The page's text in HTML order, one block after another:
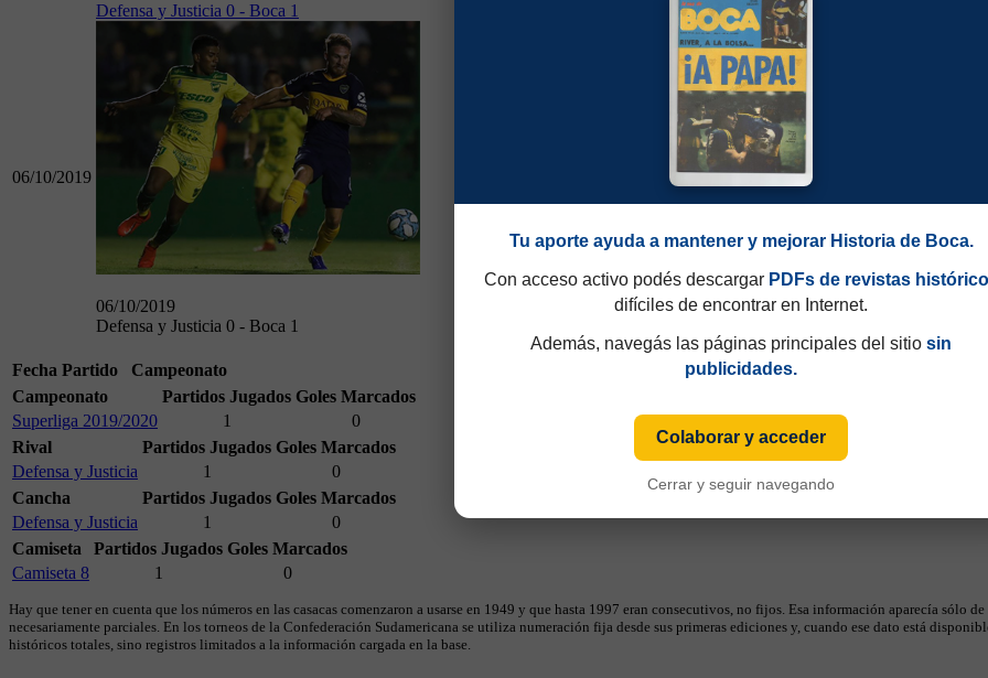
06/10/2019
Defensa y Justicia 0 - Boca 1
06/10/2019
Defensa y Justicia 0 - Boca 1
Fecha Partido
Campeonato
Campeonato
Partidos Jugados Goles Marcados
Superliga 2019/2020
1
0
Rival
Partidos Jugados Goles Marcados
Defensa y Justicia
1
0
Cancha
Partidos Jugados Goles Marcados
Defensa y Justicia
1
0
Camiseta
Partidos Jugados Goles Marcados
Camiseta 8
1 0
Hay que tener en cuenta que los números en las casacas comenzaron a usarse en 1949 y que hasta 1997 eran consecutivos, no fijos. Esa información aparecía sólo
necesariamente parciales. En los torneos de la Confederación Sudamericana se utiliza numeración fija desde sus primeras ediciones y, cuando ese dato está
históricos totales, sino registros limitados a la información cargada en la base.
Tu aporte ayuda a mantener y mejorar Historia de Boca.
Con acceso activo podés descargar PDFs de revistas
difíciles de encontrar en Internet.
Además, navegás las páginas principales del sitio sin
publicidades.
Colaborar y acceder
Cerrar y seguir navegando